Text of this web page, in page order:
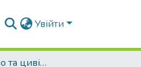
Увійти
192 Будівництво та цивільна інженерія. Теплогазопостачання і вентиляція